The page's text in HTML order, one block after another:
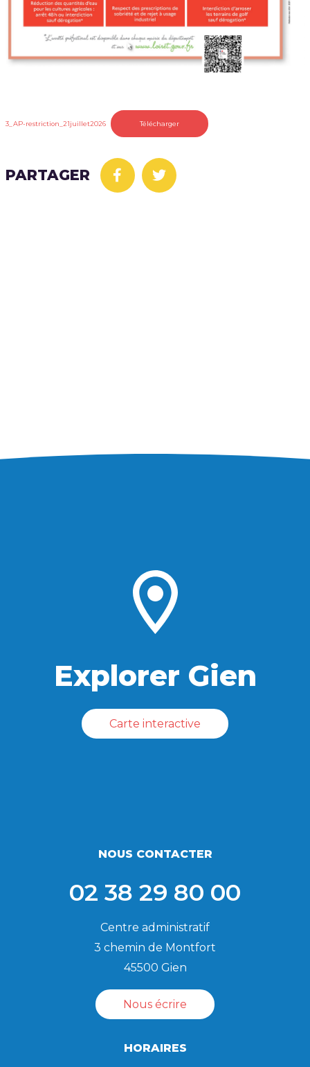
3_AP-restriction_21juillet2026 Télécharger
PARTAGER
Explorer Gien
Carte interactive
NOUS CONTACTER
02 38 29 80 00
Centre administratif
3 chemin de Montfort
45500 Gien
Nous écrire
HORAIRES